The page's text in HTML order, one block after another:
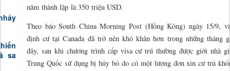
sa
năm thành lập là 350 triệu USD.
Theo báo South China Morning Post (Hồng Kông) ngày 15/9,
định cư tại Canada đã trở nên khó khăn hơn trong những tháng
đây, sau khi chương trình cấp visa cư trú thường được giới nhà
Trung Quốc sử dụng bị hủy bỏ do có một lượng đơn xin cư trú